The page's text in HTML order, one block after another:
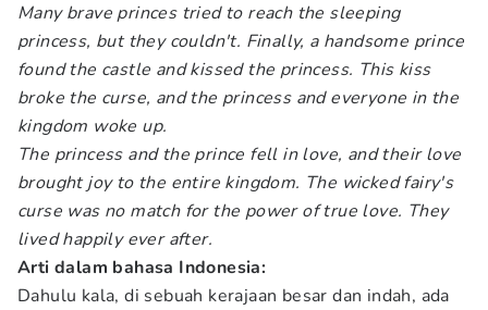
Many brave princes tried to reach the sleeping
princess, but they couldn't. Finally, a handsome prince
found the castle and kissed the princess. This kiss
broke the curse, and the princess and everyone in the
kingdom woke up.
The princess and the prince fell in love, and their love
brought joy to the entire kingdom. The wicked fairy's
curse was no match for the power of true love. They
lived happily ever after.
Arti dalam bahasa Indonesia:
Dahulu kala, di sebuah kerajaan besar dan indah, ada